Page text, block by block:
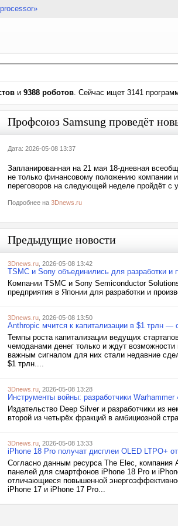
и 9388 роботов. Сейчас ищет 3141
Профсоюз Samsung проведёт
Дата: 2026-05-08 13:37
Запланированная на 21 мая 18-дневная
не только финансовому положению компании
переговоров на следующей неделе пройдёт с
Подробнее на 3Dnews.ru
Предыдущие новости
3Dnews.ru , 2026-05-08 13:42
TSMC и Sony объединились для разработки и
Компании TSMC и Sony Semiconductor
предприятия в Японии для разработки и
3Dnews.ru , 2026-05-08 13:50
Anthropic мчится к капитализации в $1 трлн
Темпы роста капитализации ведущих
чемоданами денег только и ждут
важным сигналом для них стали недавние
$1 трлн....
3Dnews.ru , 2026-05-08 13:28
Инструменты войны: разработчики
Издательство Deep Silver и разработчики из
второй из четырёх фракций в амбициозной
3Dnews.ru , 2026-05-08 13:33
iPhone 18 Pro получат дисплеи OLED LTPO+
Согласно данным ресурса The Elec, компания
панелей для смартфонов iPhone 18 Pro и
отличающиеся повышенной
iPhone 17 и iPhone 17 Pro...